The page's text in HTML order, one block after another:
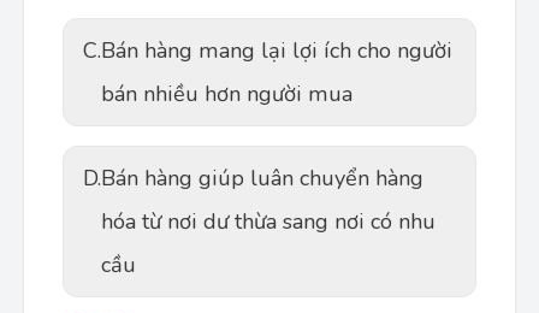
C.Bán hàng mang lại lợi ích cho người
bán nhiều hơn người mua
D.Bán hàng giúp luân chuyển hàng
hóa từ nơi dư thừa sang nơi có nhu
cầu